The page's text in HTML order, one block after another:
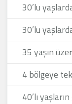
30’lu
30’lu
35 yaşın
4 bölgeye
40’lı